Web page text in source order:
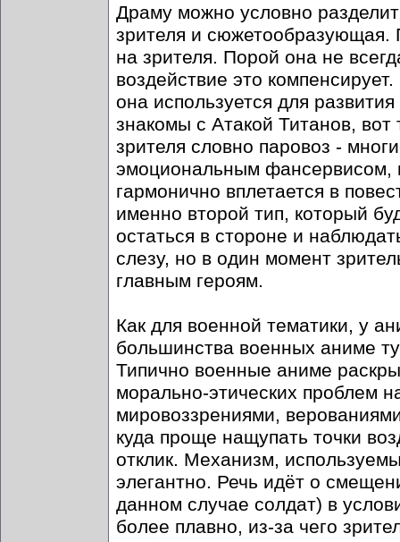
Драму можно условно
зрителя и сюжетообразующая.
на зрителя. Порой она не
воздействие это
она используется для
знакомы с Атакой Титанов,
зрителя словно паровоз -
эмоциональным фансервисом,
гармонично вплетается в
именно второй тип, который
остаться в стороне и
слезу, но в один момент
главным героям.
Как для военной тематики, у
большинства военных аниме
Типично военные аниме
морально-этических проблем
мировоззрениями,
куда проще нащупать точки
отклик. Механизм,
элегантно. Речь идёт о
данном случае солдат) в
более плавно, из-за чего